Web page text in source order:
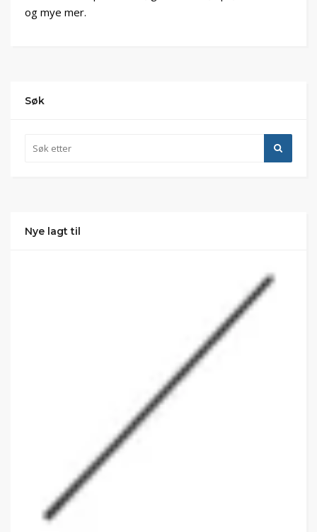
og mye mer.
Søk
Nye lagt til